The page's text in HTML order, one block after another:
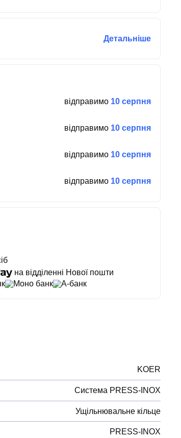
Детальніше
відправимо 10 серпня
відправимо 10 серпня
відправимо 10 серпня
відправимо 10 серпня
на відділенні Нової пошти
Моно банк А-банк
KOER
Система PRESS-INOX
Ущільнювальне кільце
PRESS-INOX